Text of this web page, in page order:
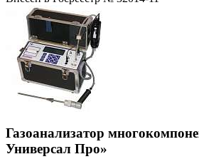
Газоанализатор
Универсал Про»